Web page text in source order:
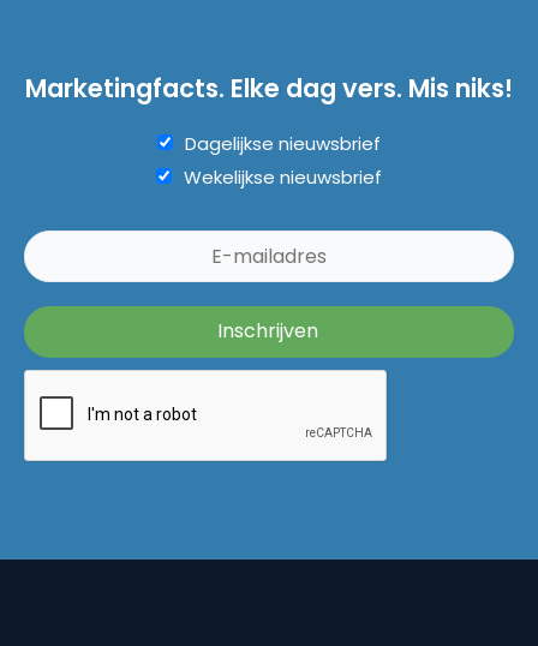
Marketingfacts. Elke dag vers. Mis niks!
Dagelijkse nieuwsbrief
Wekelijkse nieuwsbrief